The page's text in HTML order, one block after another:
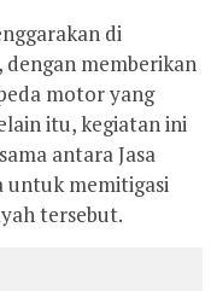
di
memberikan
motor yang
itu, kegiatan ini
antara Jasa
untuk memitigasi
tersebut.